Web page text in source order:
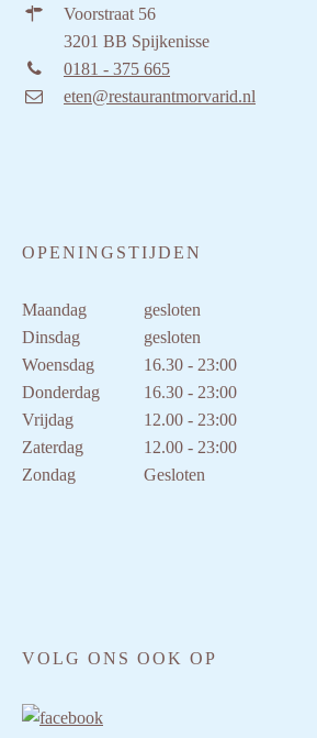
Voorstraat 56
3201 BB Spijkenisse
0181 - 375 665
eten@restaurantmorvarid.nl
OPENINGSTIJDEN
Maandag
gesloten
Dinsdag
gesloten
Woensdag
16.30 - 23:00
Donderdag
16.30 - 23:00
Vrijdag
12.00 - 23:00
Zaterdag
12.00 - 23:00
Zondag
Gesloten
VOLG ONS OOK OP